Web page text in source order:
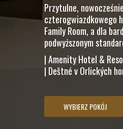
Przytulne,
czterogwiazdkowego
Family Room, a dla
podwyższonym
| Amenity Hotel &
| Deštné v Orlických
WYBIERZ POKÓJ